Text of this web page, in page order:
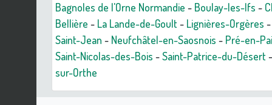
Bagnoles de l'Orne Normandie - Boulay-les-Ifs -
Bellière - La Lande-de-Goult- Lignières-Orgères
Saint-Jean - Neufchâtel-en-Saosnois - Pré-en-
Saint-Nicolas-des-Bois -Saint-Patrice-du-Désert
sur-Orthe